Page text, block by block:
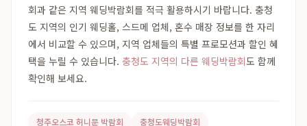
회과 같은 지역 웨딩박람회를 적극 활용하시기 바랍니다. 충청
도 지역의 인기 웨딩홀, 스드메 업체, 혼수 매장 정보를 한 자리
에서 비교할 수 있으며, 지역 업체들의 특별 프로모션과 할인 혜
택을 누릴 수 있습니다. 충청도 지역의 다른 웨딩박람회도 함께
확인해 보세요.
청주오스코 허니문 박람회
충청도웨딩박람회